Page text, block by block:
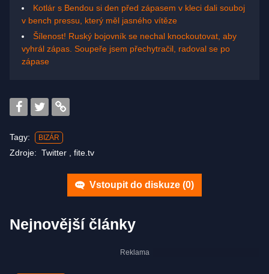
Kotlár s Bendou si den před zápasem v kleci dali souboj
v bench pressu, který měl jasného vítěze
Šílenost! Ruský bojovník se nechal knockoutovat, aby
vyhrál zápas. Soupeře jsem přechytračil, radoval se po
zápase
Tagy: BIZÁR
Zdroje: Twitter , fite.tv
Vstoupit do diskuze (0)
Nejnovější články